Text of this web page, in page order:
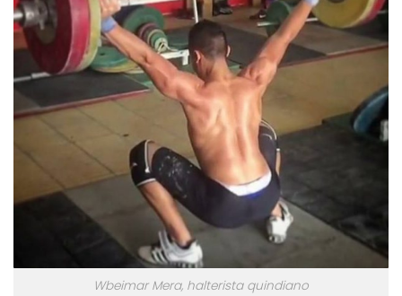
Wbeimar Mera, halterista quindiano